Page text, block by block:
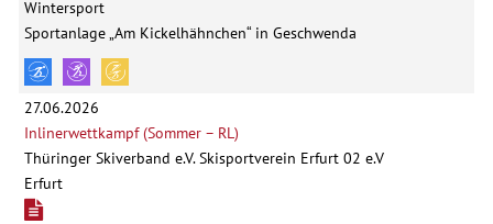
Wintersport
Sportanlage „Am Kickelhähnchen“ in Geschwenda
27.06.2026
Inlinerwettkampf (Sommer – RL)
Thüringer Skiverband e.V. Skisportverein Erfurt 02 e.V
Erfurt